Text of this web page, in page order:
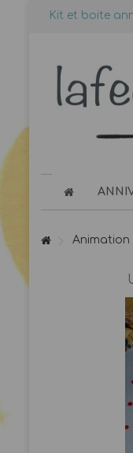
Kit et boite
Animation